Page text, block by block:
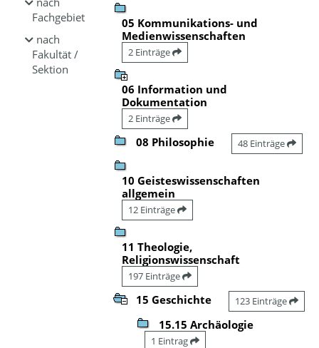
Fachgebiet
nach
Fakultät /
Sektion
05 Kommunikations- und
Medienwissenschaften
2 Einträge
06 Information und
Dokumentation
2 Einträge
08 Philosophie 48 Einträge
10 Geisteswissenschaften
allgemein
12 Einträge
11 Theologie,
Religionswissenschaft
197 Einträge
15 Geschichte 123 Einträge
15.15 Archäologie
1 Eintrag